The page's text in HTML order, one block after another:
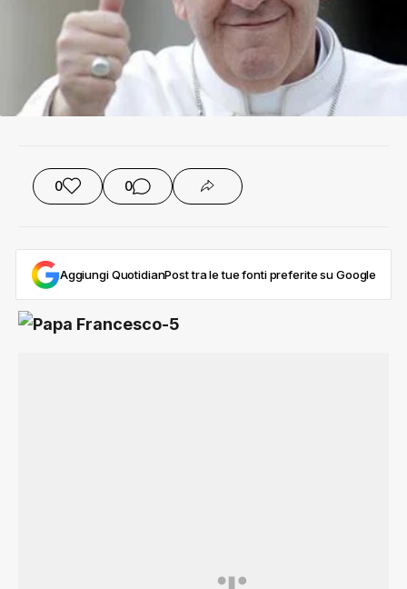
0 0
Aggiungi QuotidianPost tra le tue fonti preferite su Google